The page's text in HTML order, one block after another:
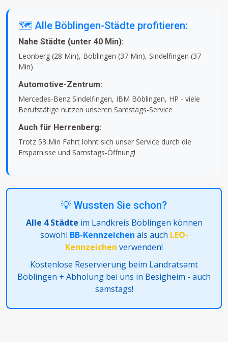
🗺️ Alle Böblingen-Städte profitieren:
Nahe Städte (unter 40 Min):
Leonberg (28 Min), Böblingen (37 Min), Sindelfingen (37
Min)
Automotive-Zentrum:
Mercedes-Benz Sindelfingen, IBM Böblingen, HP - viele
Berufstätige nutzen unseren Samstags-Service
Auch für Herrenberg:
Trotz 53 Min Fahrt lohnt sich unser Service durch die
Ersparnisse und Samstags-Öffnung!
💡 Wussten Sie schon?
Alle 4 Städte im Landkreis Böblingen können
sowohl BB-Kennzeichen als auch LEO-
Kennzeichen verwenden!
Kostenlose Reservierung beim Landratsamt
Böblingen + Abholung bei uns in Besigheim - auch
samstags!